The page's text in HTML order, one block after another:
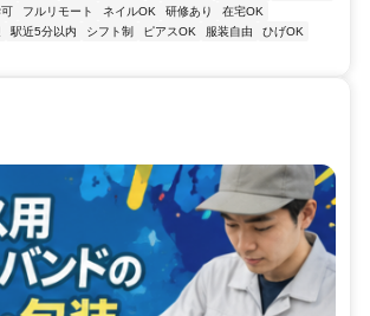
フルリモート ネイルOK 研修あり
在宅OK
駅近5分以内 シフト制 ピアスOK 服装自由
ひげOK